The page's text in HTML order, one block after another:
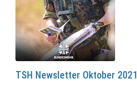
TSH Newsletter Oktober 2021